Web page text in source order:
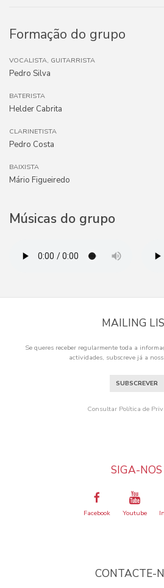
Formação do grupo
VOCALISTA, GUITARRISTA
Pedro Silva
BATERISTA
Helder Cabrita
CLARINETISTA
Pedro Costa
BAIXISTA
Mário Figueiredo
Músicas do grupo
MAILING
Se queres receber regularmente toda a
actividades, subscreve já a
SUBSCREVER
Consultar Política de
SIGA-NOS
Facebook Youtube
CONTACTE-